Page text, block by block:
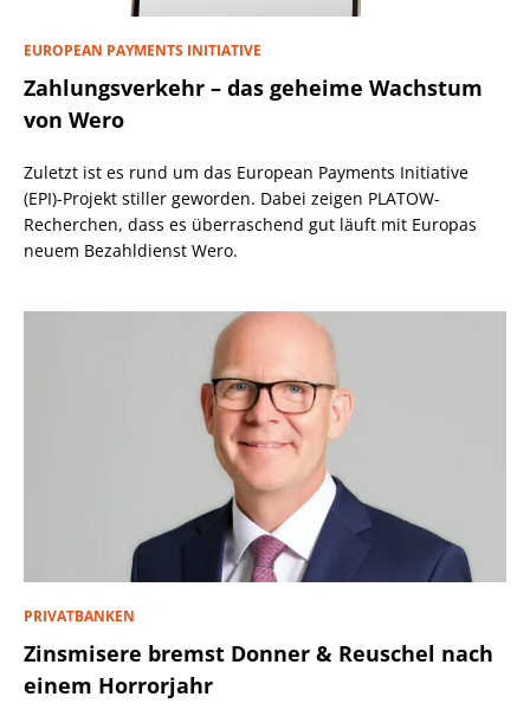
EUROPEAN PAYMENTS INITIATIVE
Zahlungsverkehr – das geheime Wachstum
von Wero
Zuletzt ist es rund um das European Payments Initiative
(EPI)-Projekt stiller geworden. Dabei zeigen PLATOW-
Recherchen, dass es überraschend gut läuft mit Europas
neuem Bezahldienst Wero.
PRIVATBANKEN
Zinsmisere bremst Donner & Reuschel nach
einem Horrorjahr